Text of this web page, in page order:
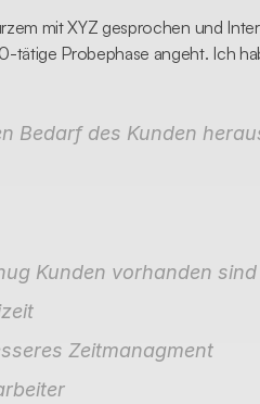
mit XYZ gesprochen und
Probephase angeht. Ich
Bedarf des Kunden
Kunden vorhanden sind
Zeitmanagment